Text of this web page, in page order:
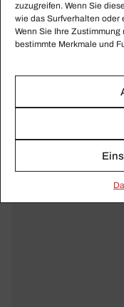
zuzugreifen. Wenn Sie
wie das Surfverhalten oder
Wenn Sie Ihre
bestimmte Merkmale und